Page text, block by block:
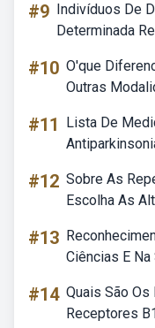
#9 Indivíduos De
Determinada
#10 O'que
Outras
#11
Lista De
#12 Sobre As
Escolha As
#13
Ciências E
#14 Quais São
Receptores